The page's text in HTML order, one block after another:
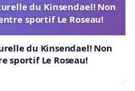
du Kinsendael! Non
sportif Le Roseau!
du Kinsendael! Non
sportif Le Roseau!